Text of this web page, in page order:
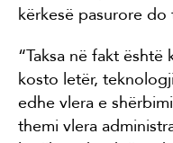
kërkesë pasurore
“Taksa në fakt është
kosto letër,
edhe vlera e
themi vlera